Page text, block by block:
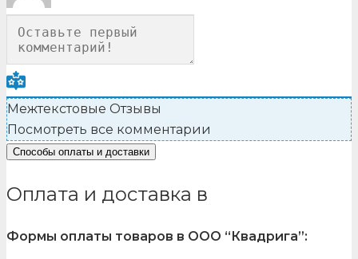
Межтекстовые Отзывы
Посмотреть все комментарии
Способы оплаты и доставки
Оплата и доставка в
Формы оплаты товаров в ООО “Квадрига”: